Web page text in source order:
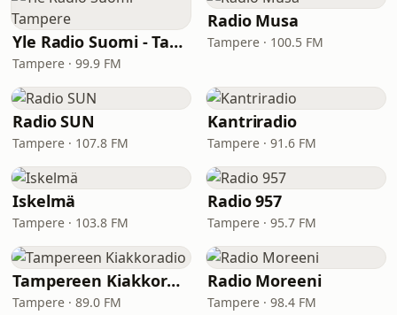
Yle Radio Suomi - Tampere
Tampere · 99.9 FM
Radio Musa
Tampere · 100.5 FM
Radio SUN
Tampere · 107.8 FM
Kantriradio
Tampere · 91.6 FM
Iskelmä
Tampere · 103.8 FM
Radio 957
Tampere · 95.7 FM
Tampereen Kiakkoradio
Tampere · 89.0 FM
Radio Moreeni
Tampere · 98.4 FM